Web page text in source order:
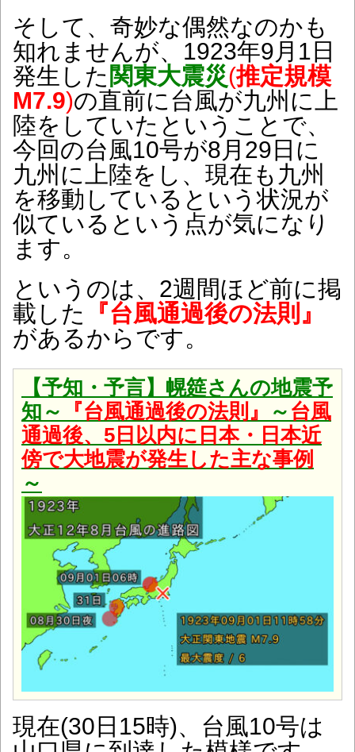
そして、奇妙な偶然なのかも
知れませんが、1923年9月1日
発生した 関東大震災(推定規模
M7.9)の直前に台風が九州に上
陸をしていたということで、
今回の台風10号が8月 29日に
九州に上陸をし、現在も九州
を移動しているという状況が
似ているという点が気になり
ます。
というのは、2週間ほど前に掲
載した
『台風通過後の法則』
があるからです。
【予知・予言】幌筵さんの地震予
知～
『台風通過後の法則』 ～ 台風
通過後、5日以内に日本・日本近
傍で大地震が発生した主な事例
～
現在(30日15時)、台風10号は